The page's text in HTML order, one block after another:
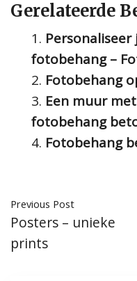
Gerelateerde
fotobehang –
Fotobehang
Een muur
fotobehang
Fotobehang
Previous Post
Posters – unieke
prints